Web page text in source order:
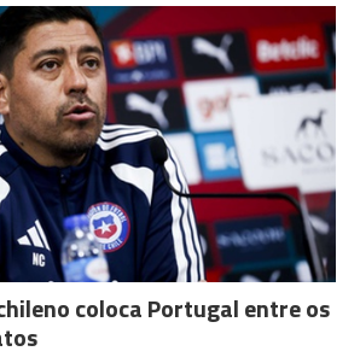
coloca Portugal entre os